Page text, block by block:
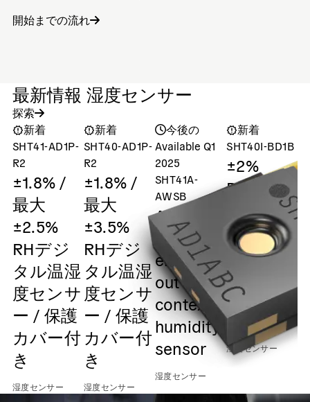
開始までの流れ
最新情報 湿度センサー
探索
新着
SHT41-AD1P-
R2
±1.8% /
最大
±2.5%
RHデジ
タル温湿
度センサ
ー / 保護
カバー付
き
湿度センサー
新着
SHT40-AD1P-
R2
±1.8% /
最大
±3.5%
RHデジ
タル温湿
度センサ
ー / 保護
カバー付
き
湿度センサー
今後の
Available Q1
2025
SHT41A-
AWSB
ASIL-A
safety
element
out of
context
humidity
sensor
湿度センサー
新着
SHT40I-BD1B
±2%
Digital
humidity
and
sensor /
0x45 I2C
Output
湿度センサー